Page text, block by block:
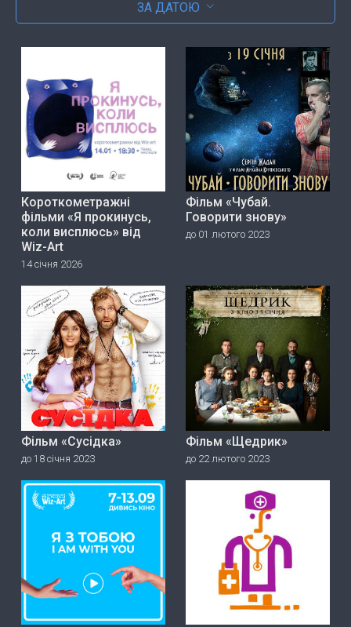
ЗА ДАТОЮ
Короткометражні
фільми «Я прокинусь,
коли висплюсь» від
Wiz-Art
14 січня 2026
Фільм «Чубай.
Говорити знову»
до 01 лютого 2023
Фільм «Сусідка»
до 18 січня 2023
Фільм «Щедрик»
до 22 лютого 2023